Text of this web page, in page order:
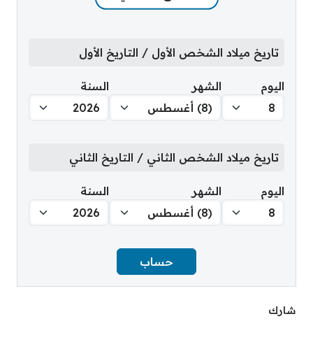
تاريخ ميلاد الشخص الأول / التاريخ الأول
اليوم الشهر السنة
تاريخ ميلاد الشخص الثاني / التاريخ الثاني
اليوم الشهر السنة
حساب
شارك